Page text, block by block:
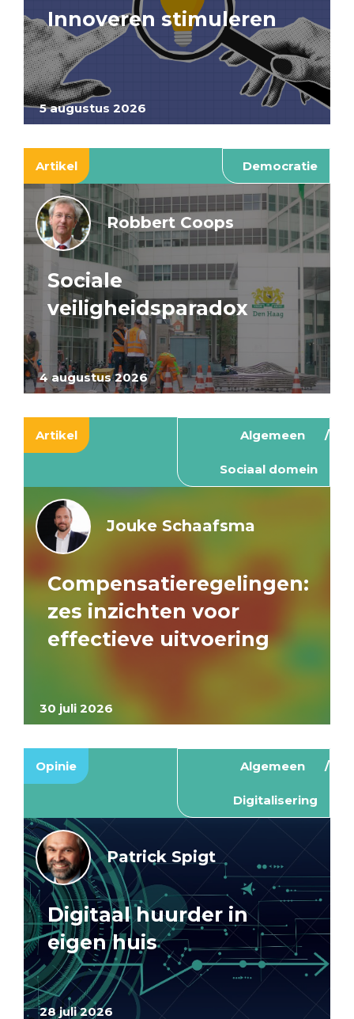
5 augustus 2026
Innoveren stimuleren
Artikel Democratie
4 augustus 2026
Robbert Coops
Sociale
veiligheidsparadox
Artikel Algemeen
Sociaal domein
30 juli 2026
Jouke Schaafsma
Compensatieregelingen:
zes inzichten voor
effectieve uitvoering
Opinie Algemeen
Digitalisering
28 juli 2026
Patrick Spigt
Digitaal huurder in
eigen huis